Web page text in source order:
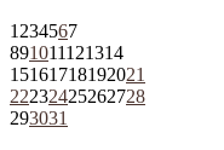
1 234567
891011121314
15161718192021
22232425262728
293031